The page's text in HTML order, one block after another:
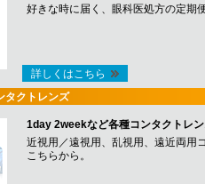
好きな時に届く、眼科医処方の定期
詳しくはこちら
タクトレンズ
1day 2weekなど各種コンタクトレ
近視用／遠視用、乱視用、遠近両用
こちらから。